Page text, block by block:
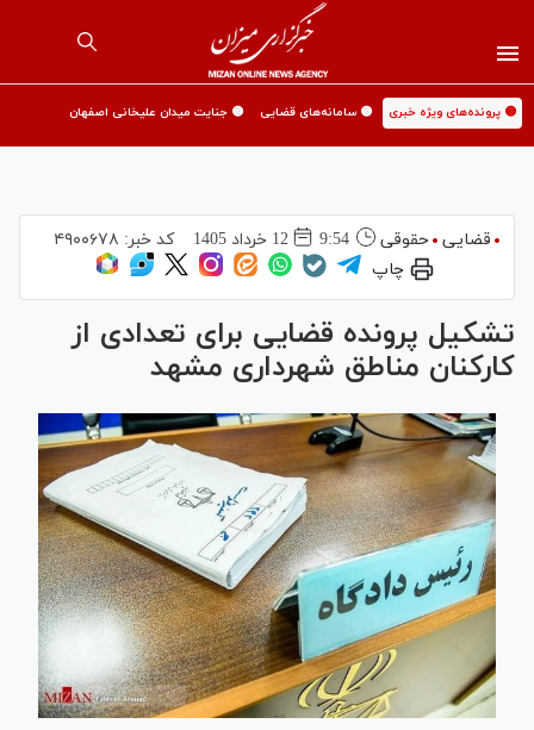
🟡 پرونده‌های ویژه خبری 🟡 سامانه‌های قضایی 🟡 جنایت میدان علیخانی اصفهان
قضایی حقوقی 9:54 12 خرداد 1405 کد خبر: ۴۹۰۰۶۷۸
چاپ
تشکیل پرونده قضایی برای تعدادی از
کارکنان مناطق شهرداری مشهد